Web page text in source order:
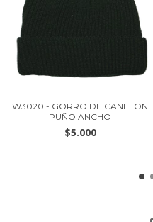
W3020 - GORRO DE CANELON
PUÑO ANCHO
$5.000